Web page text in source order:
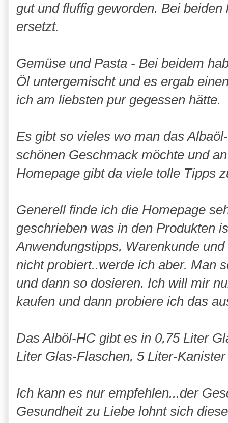
gut und fluffig geworden. Bei
ersetzt.
Gemüse und Pasta - Bei beidem
Öl untergemischt und es ergab
ich am liebsten pur gegessen hätte.
Es gibt so vieles wo man das
schönen Geschmack möchte und
Homepage gibt da viele tolle Tipps
Generell finde ich die Homepage
geschrieben was in den Produkten
Anwendungstipps, Warenkunde
nicht probiert..werde ich aber. Man
und dann so dosieren. Ich will mir
kaufen und dann probiere ich das
Das Alböl-HC gibt es in 0,75 Liter
Liter Glas-Flaschen, 5 Liter-
Ich kann es nur empfehlen...der
Gesundheit zu Liebe lohnt sich